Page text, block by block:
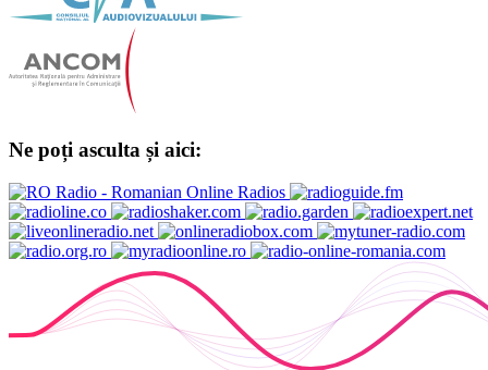
Ne poți asculta și aici: